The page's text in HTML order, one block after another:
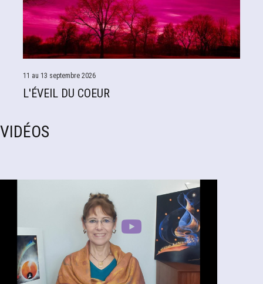
11 au 13 septembre 2026
L'ÉVEIL DU COEUR
VIDÉOS